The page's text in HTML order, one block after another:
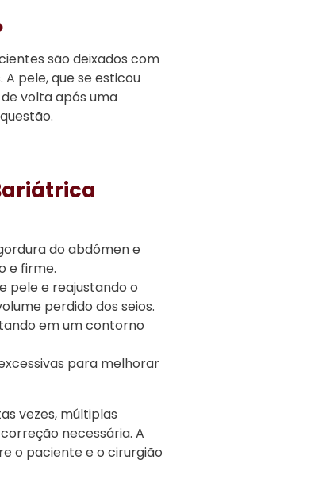
são deixados com
pele, que se esticou
volta após uma
do abdômen e
e firme.
pele e reajustando o
perdido dos seios.
em um contorno
para melhorar
vezes, múltiplas
necessária. A
o paciente e o cirurgião